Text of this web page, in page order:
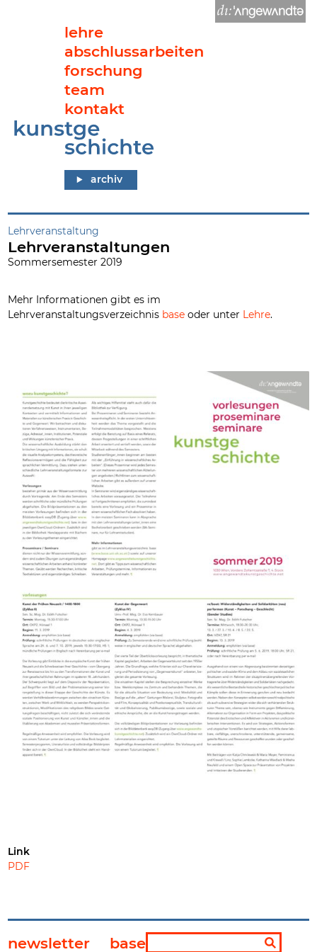
lehre
abschlussarbeiten
forschung
team
kontakt
Lehrveranstaltungen
Lehrveranstaltung
Lehrveranstaltungen
Sommersemester 2019
Mehr Informationen gibt es im
Lehrveranstaltungsverzeichnis base oder unter Lehre.
Link
PDF
archiv
newsletter base